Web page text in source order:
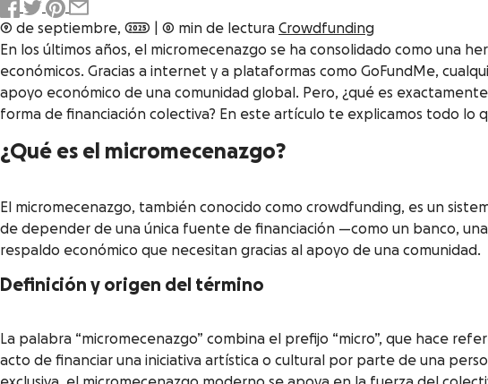
9 de septiembre, 2025 0 min de lectura Crowdfunding
En los últimos años, el micromecenazgo se ha consolidado como una
económicos. Gracias a internet y a plataformas como GoFundMe,
apoyo económico de una comunidad global. Pero, ¿qué es
forma de financiación colectiva? En este artículo te explicamos todo
¿Qué es el micromecenazgo?
El micromecenazgo, también conocido como crowdfunding, es un
de depender de una única fuente de financiación —como un banco,
respaldo económico que necesitan gracias al apoyo de una comunidad.
Definición y origen del término
La palabra “micromecenazgo” combina el prefijo “micro”, que hace
acto de financiar una iniciativa artística o cultural por parte de una